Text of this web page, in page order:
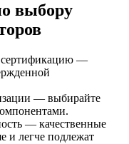
выбору
сертификацию —
— выбирайте
— качественные
и легче подлежат